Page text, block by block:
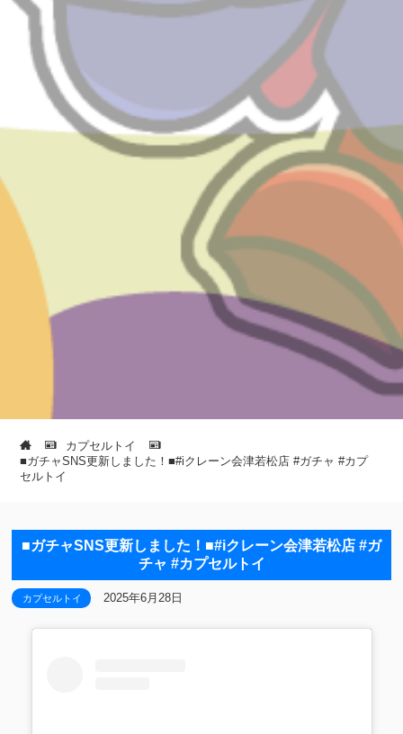
カプセルトイ
■ガチャSNS更新しました！■#iクレーン会津若松店 #ガチャ #カプ
セルトイ
■ガチャSNS更新しました！■#iクレーン会津若松店 #ガ
チャ #カプセルトイ
カプセルトイ 2025年6月28日